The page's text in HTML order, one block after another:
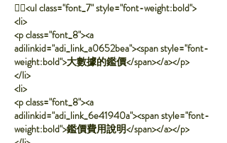
￿￾<ul class="font_7" style="font-weight:bold">
<li>
<p class="font_8"><a
adilinkid="adi_link_a0652bea"><span style="font-
weight:bold">大數據的鑑價</span></a></p>
</li>
<li>
<p class="font_8"><a
adilinkid="adi_link_6e41940a"><span style="font-
weight:bold">鑑價費用說明</span></a></p>